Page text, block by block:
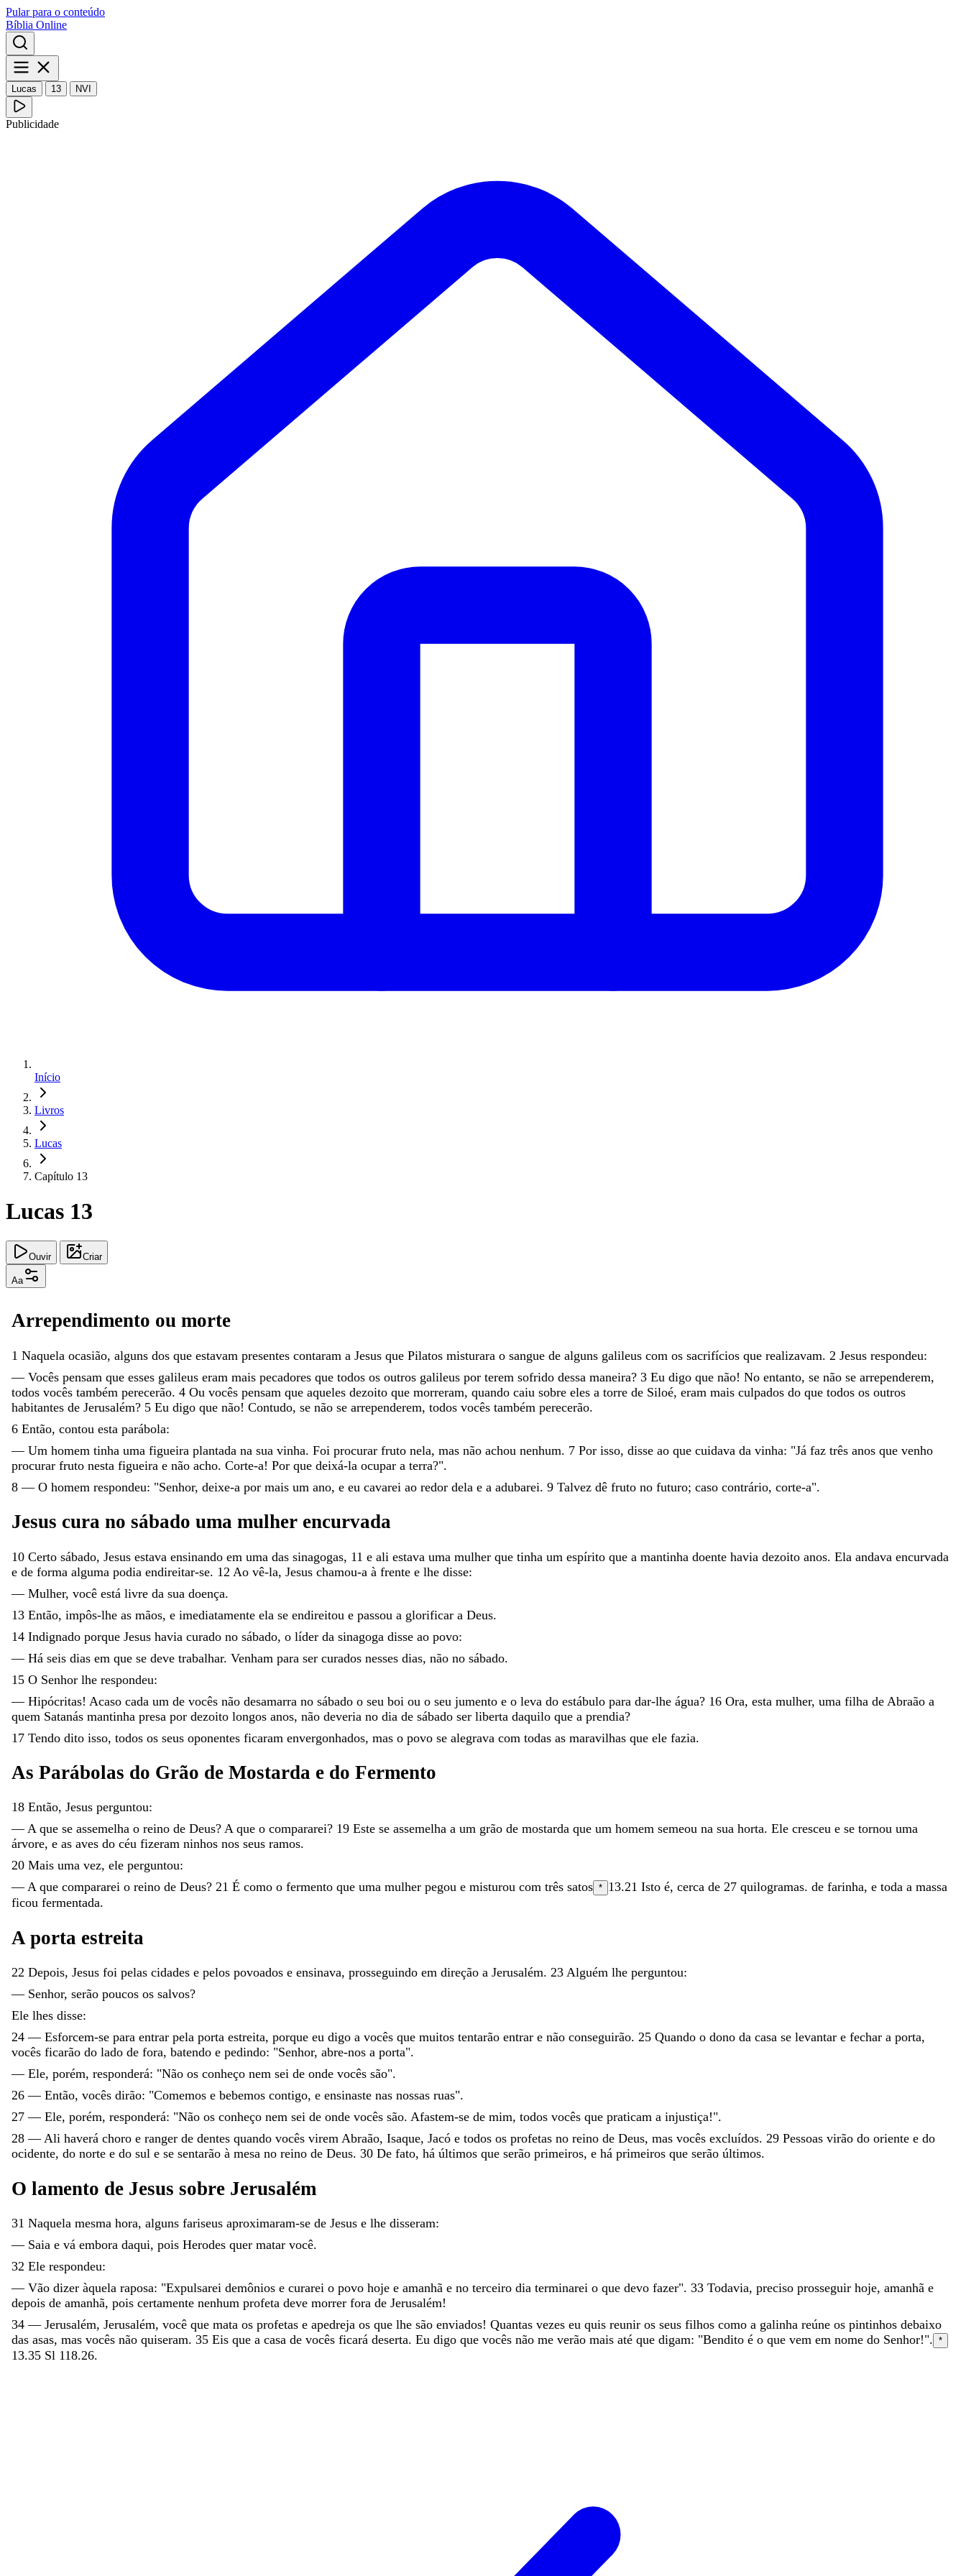
Pular para o conteúdo
Bíblia Online
Lucas 13 NVI
Publicidade
Início
Livros
Lucas
Capítulo 13
Lucas 13
Ouvir Criar
Aa
Arrependimento ou morte
1 Naquela ocasião, alguns dos que estavam presentes contaram a Jesus que Pilatos misturara o sangue de alguns galileus com os sacrifícios que realizavam. 2 Jesus respondeu:
— Vocês pensam que esses galileus eram mais pecadores que todos os outros galileus por terem sofrido dessa maneira? 3 Eu digo que não! No entanto, se não se arrependerem,
todos vocês também perecerão. 4 Ou vocês pensam que aqueles dezoito que morreram, quando caiu sobre eles a torre de Siloé, eram mais culpados do que todos os outros
habitantes de Jerusalém? 5 Eu digo que não! Contudo, se não se arrependerem, todos vocês também perecerão.
6 Então, contou esta parábola:
— Um homem tinha uma figueira plantada na sua vinha. Foi procurar fruto nela, mas não achou nenhum. 7 Por isso, disse ao que cuidava da vinha: "Já faz três anos que venho
procurar fruto nesta figueira e não acho. Corte-a! Por que deixá-la ocupar a terra?".
8 — O homem respondeu: "Senhor, deixe-a por mais um ano, e eu cavarei ao redor dela e a adubarei. 9 Talvez dê fruto no futuro; caso contrário, corte-a".
Jesus cura no sábado uma mulher encurvada
10 Certo sábado, Jesus estava ensinando em uma das sinagogas, 11 e ali estava uma mulher que tinha um espírito que a mantinha doente havia dezoito anos. Ela andava encurvada
e de forma alguma podia endireitar-se. 12 Ao vê-la, Jesus chamou-a à frente e lhe disse:
— Mulher, você está livre da sua doença.
13 Então, impôs-lhe as mãos, e imediatamente ela se endireitou e passou a glorificar a Deus.
14 Indignado porque Jesus havia curado no sábado, o líder da sinagoga disse ao povo:
— Há seis dias em que se deve trabalhar. Venham para ser curados nesses dias, não no sábado.
15 O Senhor lhe respondeu:
— Hipócritas! Acaso cada um de vocês não desamarra no sábado o seu boi ou o seu jumento e o leva do estábulo para dar-lhe água? 16 Ora, esta mulher, uma filha de Abraão a
quem Satanás mantinha presa por dezoito longos anos, não deveria no dia de sábado ser liberta daquilo que a prendia?
17 Tendo dito isso, todos os seus oponentes ficaram envergonhados, mas o povo se alegrava com todas as maravilhas que ele fazia.
As Parábolas do Grão de Mostarda e do Fermento
18 Então, Jesus perguntou:
—A que se assemelha o reino de Deus? A que o compararei? 19 Este se assemelha a um grão de mostarda que um homem semeou na sua horta. Ele cresceu e se tornou uma
árvore, e as aves do céu fizeram ninhos nos seus ramos.
20 Mais uma vez, ele perguntou:
—A que compararei o reino de Deus? 21 É como o fermento que uma mulher pegou e misturou com três satos * 13.21 Isto é, cerca de 27 quilogramas. de farinha, e toda a massa
ficou fermentada.
A porta estreita
22 Depois, Jesus foi pelas cidades e pelos povoados e ensinava, prosseguindo em direção a Jerusalém. 23 Alguém lhe perguntou:
— Senhor, serão poucos os salvos?
Ele lhes disse:
24 — Esforcem-se para entrar pela porta estreita, porque eu digo a vocês que muitos tentarão entrar e não conseguirão. 25 Quando o dono da casa se levantar e fechar a porta,
vocês ficarão do lado de fora, batendo e pedindo: "Senhor, abre-nos a porta".
— Ele, porém, responderá: "Não os conheço nem sei de onde vocês são".
26 — Então, vocês dirão: "Comemos e bebemos contigo, e ensinaste nas nossas ruas".
27 — Ele, porém, responderá: "Não os conheço nem sei de onde vocês são. Afastem-se de mim, todos vocês que praticam a injustiça!".
28 —Ali haverá choro e ranger de dentes quando vocês virem Abraão, Isaque, Jacó e todos os profetas no reino de Deus, mas vocês excluídos. 29 Pessoas virão do oriente e do
ocidente, do norte e do sul e se sentarão à mesa no reino de Deus. 30 De fato, há últimos que serão primeiros, e há primeiros que serão últimos.
O lamento de Jesus sobre Jerusalém
31 Naquela mesma hora, alguns fariseus aproximaram-se de Jesus e lhe disseram:
— Saia e vá embora daqui, pois Herodes quer matar você.
32 Ele respondeu:
— Vão dizer àquela raposa: "Expulsarei demônios e curarei o povo hoje e amanhã e no terceiro dia terminarei o que devo fazer". 33 Todavia, preciso prosseguir hoje, amanhã e
depois de amanhã, pois certamente nenhum profeta deve morrer fora de Jerusalém!
34 — Jerusalém, Jerusalém, você que mata os profetas e apedreja os que lhe são enviados! Quantas vezes eu quis reunir os seus filhos como a galinha reúne os pintinhos debaixo
das asas, mas vocês não quiseram. 35 Eis que a casa de vocês ficará deserta. Eu digo que vocês não me verão mais até que digam: "Bendito é o que vem em nome do Senhor!". *
13.35 Sl 118.26.